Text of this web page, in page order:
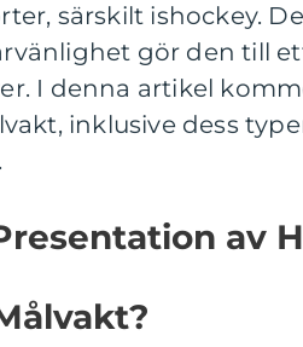
särskilt ishockey.
gör den till
I denna artikel
inklusive dess
av